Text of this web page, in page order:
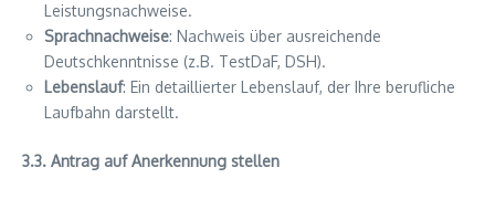
Leistungsnachweise.
Sprachnachweise: Nachweis über ausreichende
Deutschkenntnisse (z.B. TestDaF, DSH).
Lebenslauf: Ein detaillierter Lebenslauf, der Ihre berufliche
Laufbahn darstellt.
3.3. Antrag auf Anerkennung stellen